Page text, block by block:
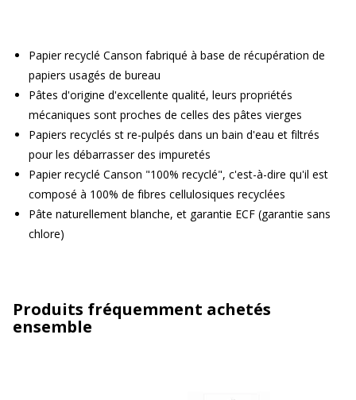
Papier recyclé Canson fabriqué à base de récupération de
papiers usagés de bureau
Pâtes d'origine d'excellente qualité, leurs propriétés
mécaniques sont proches de celles des pâtes vierges
Papiers recyclés st re-pulpés dans un bain d'eau et filtrés
pour les débarrasser des impuretés
Papier recyclé Canson "100% recyclé", c'est-à-dire qu'il est
composé à 100% de fibres cellulosiques recyclées
Pâte naturellement blanche, et garantie ECF (garantie sans
chlore)
Produits fréquemment achetés
ensemble